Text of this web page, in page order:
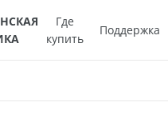
Где
купить
Поддержка